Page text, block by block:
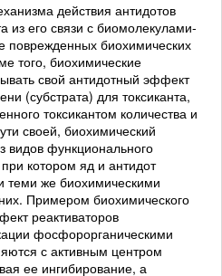
действия антидотов
из его связи с биомолекулами-
поврежденных биохимических
того, биохимические
свой антидотный эффект
(субстрата) для токсиканта,
токсикантом количества и
своей, биохимический
видов функционального
котором яд и антидот
теми же биохимическими
Примером биохимического
реактиваторов
фосфорорганическими
с активным центром
ее ингибирование, а